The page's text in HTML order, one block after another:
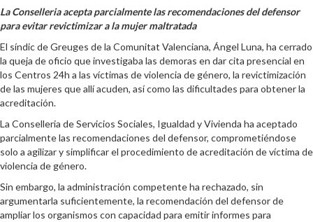
La Conselleria acepta parcialmente las recomendaciones del defensor
para evitar revictimizar a la mujer maltratada
El síndic de Greuges de la Comunitat Valenciana, Ángel Luna, ha cerrado
la queja de oficio que investigaba las demoras en dar cita presencial en
los Centros 24h a las víctimas de violencia de género, la revictimización
de las mujeres que allí acuden, así como las dificultades para obtener la
acreditación.
La Conselleria de Servicios Sociales, Igualdad y Vivienda ha aceptado
parcialmente las recomendaciones del defensor, comprometiéndose
solo a agilizar y simplificar el procedimiento de acreditación de víctima de
violencia de género.
Sin embargo, la administración competente ha rechazado, sin
argumentarla suficientemente, la recomendación del defensor de
ampliar los organismos con capacidad para emitir informes para